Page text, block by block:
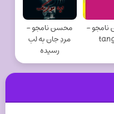
-
محسن نامجو -
مردِ جان به لب
رسیده